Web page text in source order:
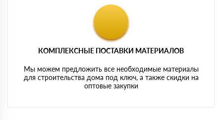
КОМПЛЕКСНЫЕ ПОСТАВКИ МАТЕРИАЛОВ
Мы можем предложить все необходимые материалы
для строительства дома под ключ, а также скидки на
оптовые закупки